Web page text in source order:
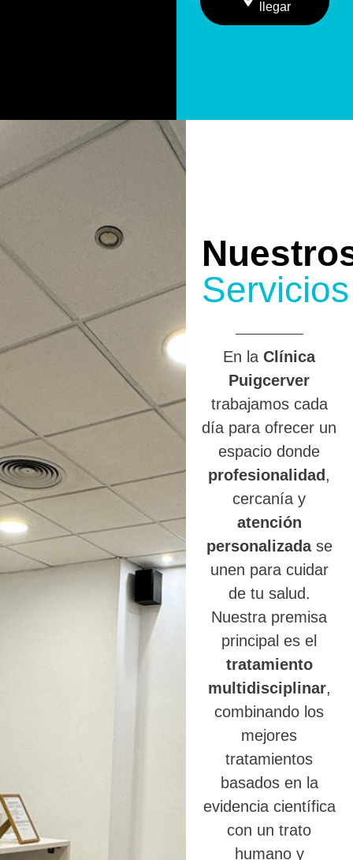
llegar
Servicios
En laClínica
Puigcerver
trabajamos cada
día para ofrecer un
espacio donde
profesionalidad ,
cercanía y
atención
personalizadase
unen para cuidar
de tu salud.
Nuestra premisa
principal es el
tratamiento
multidisciplinar,
combinando los
mejores
tratamientos
basados en la
evidencia científica
con un trato
humano y